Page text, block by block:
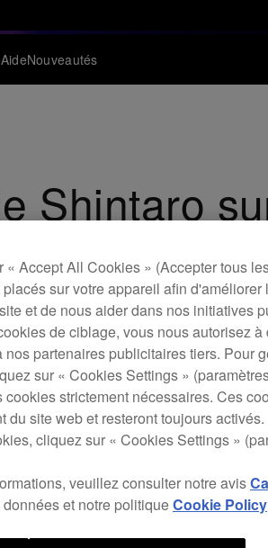
AideNouveautés
Shintaro
Champion Red Bull Thre3style
« Accept All Cookies » (Accepter tous
sur votre appareil afin
et de nous aider dans nos initiatives
de ciblage, vous nous autorisez
nos partenaires publicitaires tiers. Pour
sur « Cookies Settings »
cookies strictement nécessaires. Ces
du site web et resteront toujours
cliquez sur « Cookies Settings »
veuillez consulter notre avis
et notre politiqueCookie Policy